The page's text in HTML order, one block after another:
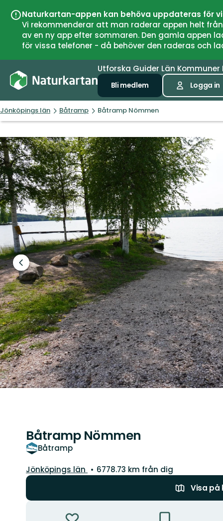
Naturkartan-appen kan behöva uppdateras för
Vi rekommenderar att man raderar appen helt
av en ny app efter sommaren. Den gamla
för vissa telefoner - då behöver den raderas och
Utforska Guider Län Kommuner
Bli medlem Logga in
Jönköpings län Båtramp Båtramp Nömmen
Föregående
bild
Båtramp Nömmen
Båtramp
Län:
Jönköpings län
6778.73 km från dig
Visa på